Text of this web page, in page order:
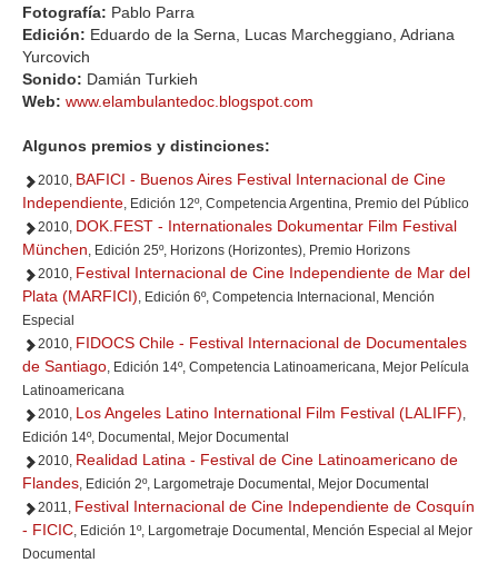
Fotografía: Pablo Parra
Edición: Eduardo de la Serna, Lucas Marcheggiano, Adriana
Yurcovich
Sonido: Damián Turkieh
Web: www.elambulantedoc.blogspot.com
Algunos premios y distinciones:
2010, BAFICI - Buenos Aires Festival Internacional de Cine
Independiente, Edición 12º, Competencia Argentina, Premio del Público
2010, DOK.FEST - Internationales Dokumentar Film Festival
München, Edición 25º, Horizons (Horizontes), Premio Horizons
2010, Festival Internacional de Cine Independiente de Mar del
Plata (MARFICI), Edición 6º, Competencia Internacional, Mención
Especial
2010, FIDOCS Chile - Festival Internacional de Documentales
de Santiago, Edición 14º, Competencia Latinoamericana, Mejor Película
Latinoamericana
2010, Los Angeles Latino International Film Festival (LALIFF),
Edición 14º, Documental, Mejor Documental
2010, Realidad Latina - Festival de Cine Latinoamericano de
Flandes, Edición 2º, Largometraje Documental, Mejor Documental
2011, Festival Internacional de Cine Independiente de Cosquín
- FICIC, Edición 1º, Largometraje Documental, Mención Especial al Mejor
Documental